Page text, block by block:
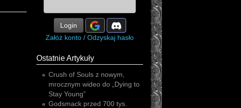
Login
Załóż konto / Odzyskaj hasło
Ostatnie Artykuły
Crush of Souls z nowym,
mrocznym wideo do „Dying to
Stay Young”
Godsmack przed 700 tys.